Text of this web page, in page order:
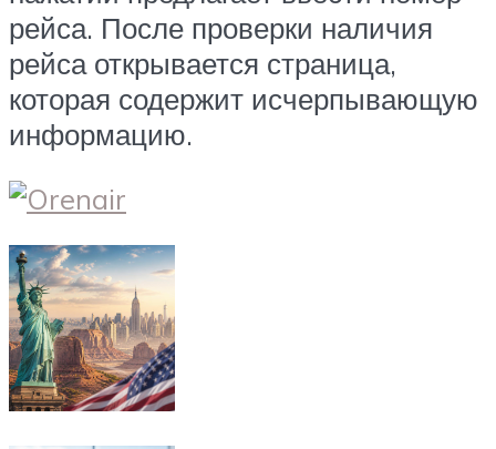
рейса. После проверки наличия
рейса открывается страница,
которая содержит исчерпывающую
информацию.